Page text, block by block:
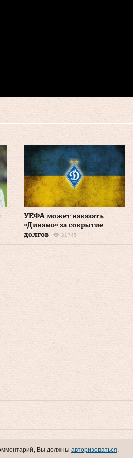
УЕФА может наказать
«Динамо» за сокрытие
долгов
21745
Вы должны авторизоваться.